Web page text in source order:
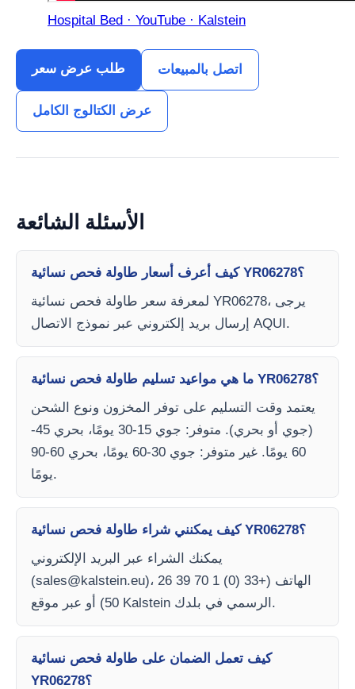
Hospital Bed · YouTube · Kalstein
طلب عرض سعر اتصل بالمبيعات
عرض الكتالوج الكامل
الأسئلة الشائعة
كيف أعرف أسعار طاولة فحص نسائية YR06278؟
لمعرفة سعر طاولة فحص نسائية YR06278، يرجى
إرسال بريد إلكتروني عبر نموذج الاتصال AQUI.
ما هي مواعيد تسليم طاولة فحص نسائية YR06278؟
يعتمد وقت التسليم على توفر المخزون ونوع الشحن
(جوي أو بحري). متوفر: جوي 15-30 يومًا، بحري 45-
60 يومًا. غير متوفر: جوي 30-60 يومًا، بحري 60-90
يومًا.
كيف يمكنني شراء طاولة فحص نسائية YR06278؟
يمكنك الشراء عبر البريد الإلكتروني
(sales@kalstein.eu)، الهاتف (+33 (0) 1 70 39 26
50) أو عبر موقع Kalstein الرسمي في بلدك.
كيف تعمل الضمان على طاولة فحص نسائية
YR06278؟